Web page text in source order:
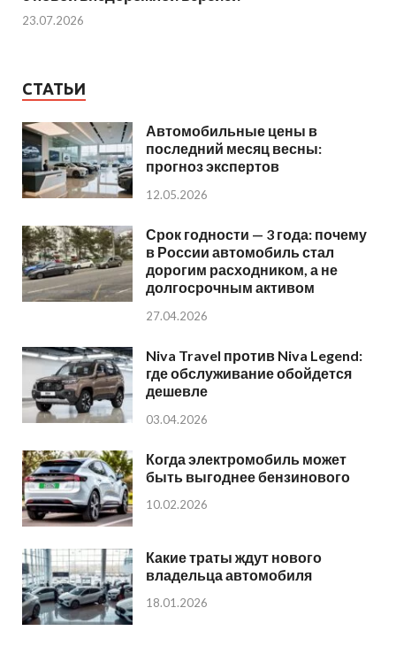
23.07.2026
СТАТЬИ
Автомобильные цены в
последний месяц весны:
прогноз экспертов
12.05.2026
Срок годности — 3 года: почему
в России автомобиль стал
дорогим расходником, а не
долгосрочным активом
27.04.2026
Niva Travel против Niva Legend:
где обслуживание обойдется
дешевле
03.04.2026
Когда электромобиль может
быть выгоднее бензинового
10.02.2026
Какие траты ждут нового
владельца автомобиля
18.01.2026